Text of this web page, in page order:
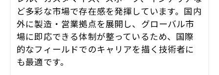
ど多彩な市場で存在感を発揮しています。国内
外に製造・営業拠点を展開し、グローバル市
場に即応できる体制が整っているため、国際
的なフィールドでのキャリアを描く技術者に
も最適です。